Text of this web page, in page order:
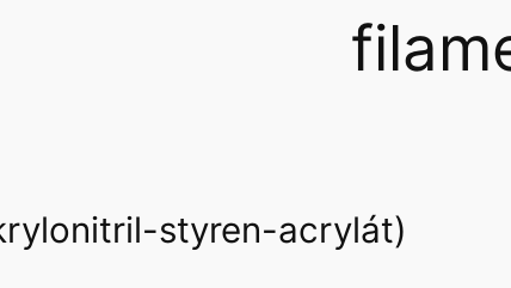
styren-acrylát)